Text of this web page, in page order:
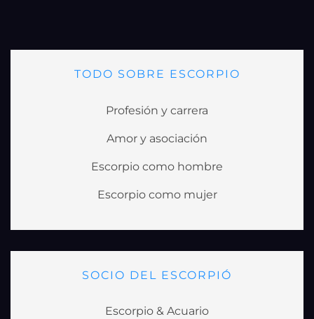
TODO SOBRE ESCORPIO
Profesión y carrera
Amor y asociación
Escorpio como hombre
Escorpio como mujer
SOCIO DEL ESCORPIÓ
Escorpio & Acuario